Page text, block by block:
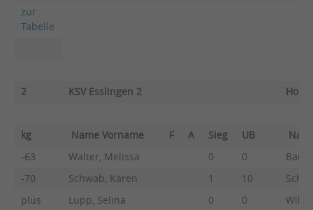
zur
Tabelle
2 KSV Esslingen 2
kg Name Vorname F A Sieg UB
-63
Walter, Melissa 0 0
-70
Schwab, Karen 1 10
plus
Lupp, Selina 0 0
Wild,